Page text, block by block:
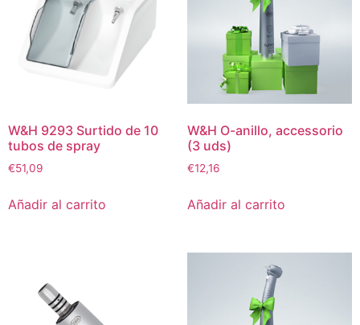
W&H 9293 Surtido de 10
tubos de spray
€51,09
Añadir al carrito
W&H O-anillo, accessorio
(3 uds)
€12,16
Añadir al carrito